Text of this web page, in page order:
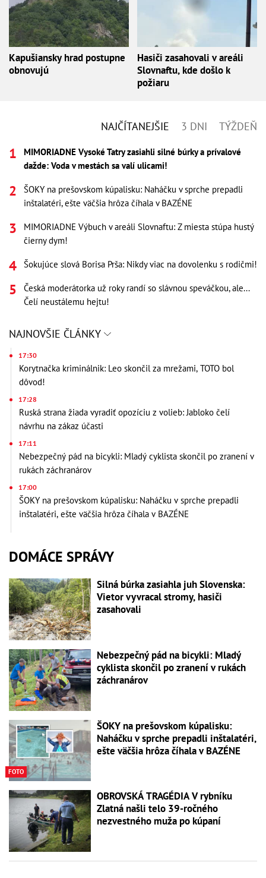
Kapušiansky hrad postupne
obnovujú
Hasiči zasahovali v areáli
Slovnaftu, kde došlo k
požiaru
NAJČÍTANEJŠIE 3 DNI TÝŽDEŇ
MIMORIADNE Vysoké Tatry zasiahli silné búrky a prívalové
dažde: Voda v mestách sa valí ulicami!
ŠOKY na prešovskom kúpalisku: Naháčku v sprche prepadli
inštalatéri, ešte väčšia hrôza číhala v BAZÉNE
MIMORIADNE Výbuch v areáli Slovnaftu: Z miesta stúpa hustý
čierny dym!
Šokujúce slová Borisa Prša: Nikdy viac na dovolenku s rodičmi!
Česká moderátorka už roky randí so slávnou speváčkou, ale...
Čelí neustálemu hejtu!
NAJNOVŠIE ČLÁNKY
17:30
Korytnačka kriminálnik: Leo skončil za mrežami, TOTO bol
dôvod!
17:28
Ruská strana žiada vyradiť opozíciu z volieb: Jabloko čelí
návrhu na zákaz účasti
17:11
Nebezpečný pád na bicykli: Mladý cyklista skončil po zranení v
rukách záchranárov
17:00
ŠOKY na prešovskom kúpalisku: Naháčku v sprche prepadli
inštalatéri, ešte väčšia hrôza číhala v BAZÉNE
DOMÁCE SPRÁVY
Silná búrka zasiahla juh Slovenska:
Vietor vyvracal stromy, hasiči
zasahovali
Nebezpečný pád na bicykli: Mladý
cyklista skončil po zranení v rukách
záchranárov
FOTO
ŠOKY na prešovskom kúpalisku:
Naháčku v sprche prepadli inštalatéri,
ešte väčšia hrôza číhala v BAZÉNE
OBROVSKÁ TRAGÉDIA V rybníku
Zlatná našli telo 39-ročného
nezvestného muža po kúpaní